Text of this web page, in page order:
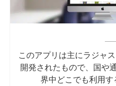
このアプリは主にラジャ
開発されたもので、国や
界中どこでも利用す
Spanish (Spain)